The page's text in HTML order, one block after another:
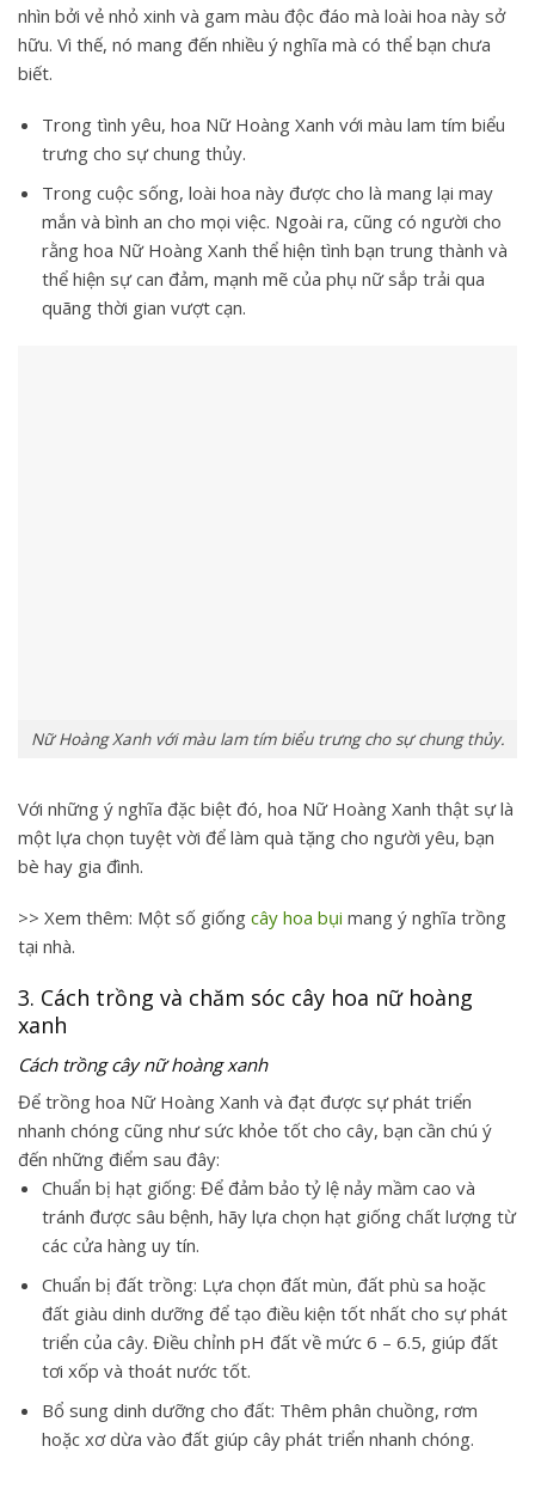
nhìn bởi vẻ nhỏ xinh và gam màu độc đáo mà loài hoa này sở
hữu. Vì thế, nó mang đến nhiều ý nghĩa mà có thể bạn chưa
biết.
Trong tình yêu, hoa Nữ Hoàng Xanh với màu lam tím biểu
trưng cho sự chung thủy.
Trong cuộc sống, loài hoa này được cho là mang lại may
mắn và bình an cho mọi việc. Ngoài ra, cũng có người cho
rằng hoa Nữ Hoàng Xanh thể hiện tình bạn trung thành và
thể hiện sự can đảm, mạnh mẽ của phụ nữ sắp trải qua
quãng thời gian vượt cạn.
Nữ Hoàng Xanh với màu lam tím biểu trưng cho sự chung thủy.
Với những ý nghĩa đặc biệt đó, hoa Nữ Hoàng Xanh thật sự là
một lựa chọn tuyệt vời để làm quà tặng cho người yêu, bạn
bè hay gia đình.
>> Xem thêm: Một số giống cây hoa bụi mang ý nghĩa trồng
tại nhà.
3. Cách trồng và chăm sóc cây hoa nữ hoàng
xanh
Cách trồng cây nữ hoàng xanh
Để trồng hoa Nữ Hoàng Xanh và đạt được sự phát triển
nhanh chóng cũng như sức khỏe tốt cho cây, bạn cần chú ý
đến những điểm sau đây:
Chuẩn bị hạt giống: Để đảm bảo tỷ lệ nảy mầm cao và
tránh được sâu bệnh, hãy lựa chọn hạt giống chất lượng từ
các cửa hàng uy tín.
Chuẩn bị đất trồng: Lựa chọn đất mùn, đất phù sa hoặc
đất giàu dinh dưỡng để tạo điều kiện tốt nhất cho sự phát
triển của cây. Điều chỉnh pH đất về mức 6 – 6.5, giúp đất
tơi xốp và thoát nước tốt.
Bổ sung dinh dưỡng cho đất: Thêm phân chuồng, rơm
hoặc xơ dừa vào đất giúp cây phát triển nhanh chóng.